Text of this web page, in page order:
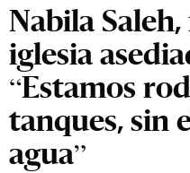
Nabila
iglesia
“Estamos
tanques, sin
agua”